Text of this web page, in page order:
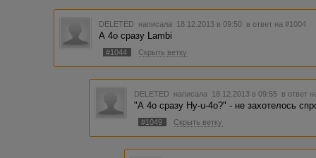
DELETED написала 18.12.2013 в 09:50 в ответ на #1004
А 4о сразу Lambi
#1044 Скрыть ветку
DELETED написала 18.12.2013 в 09:55 в ответ
"А 4о сразу Hy-u-4o?" - не захотелось
#1049 Скрыть ветку